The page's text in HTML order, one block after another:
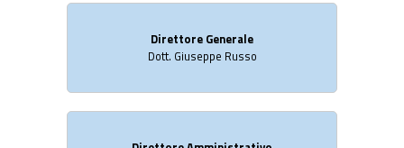
Direttore Generale
Dott. Giuseppe Russo